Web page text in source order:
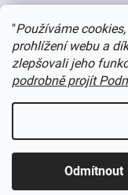
"Používáme
prohlížení webu a
zlepšovali jeho
podrobně projít
Odmítnout
Copyright 2026itvlaky.cz